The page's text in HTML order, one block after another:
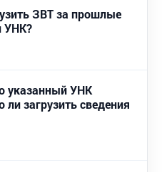
ЗВТ за прошлые
УНК?
указанный УНК
загрузить сведения